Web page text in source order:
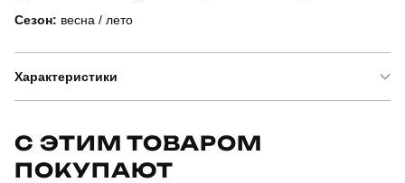
Сезон: весна / лето
Характеристики
Артикул
С ЭТИМ ТОВАРОМ
ПОКУПАЮТ